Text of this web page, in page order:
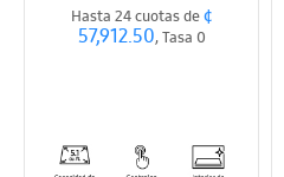
Hasta 24 cuotas de¢
57,912.50, Tasa 0